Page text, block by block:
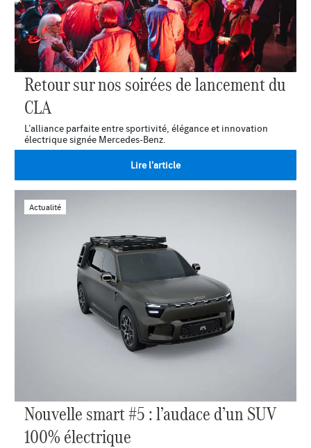
Retour sur nos soirées de lancement du
CLA
L’alliance parfaite entre sportivité, élégance et innovation
électrique signée Mercedes-Benz.
Lire l'article
Nouvelle smart #5 : l’audace d’un SUV
100% électrique
Actualité